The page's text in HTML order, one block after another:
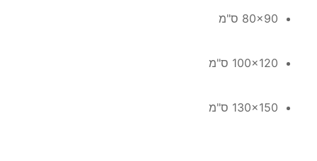
80x90 ס"מ
100x120 ס"מ
130x150 ס"מ